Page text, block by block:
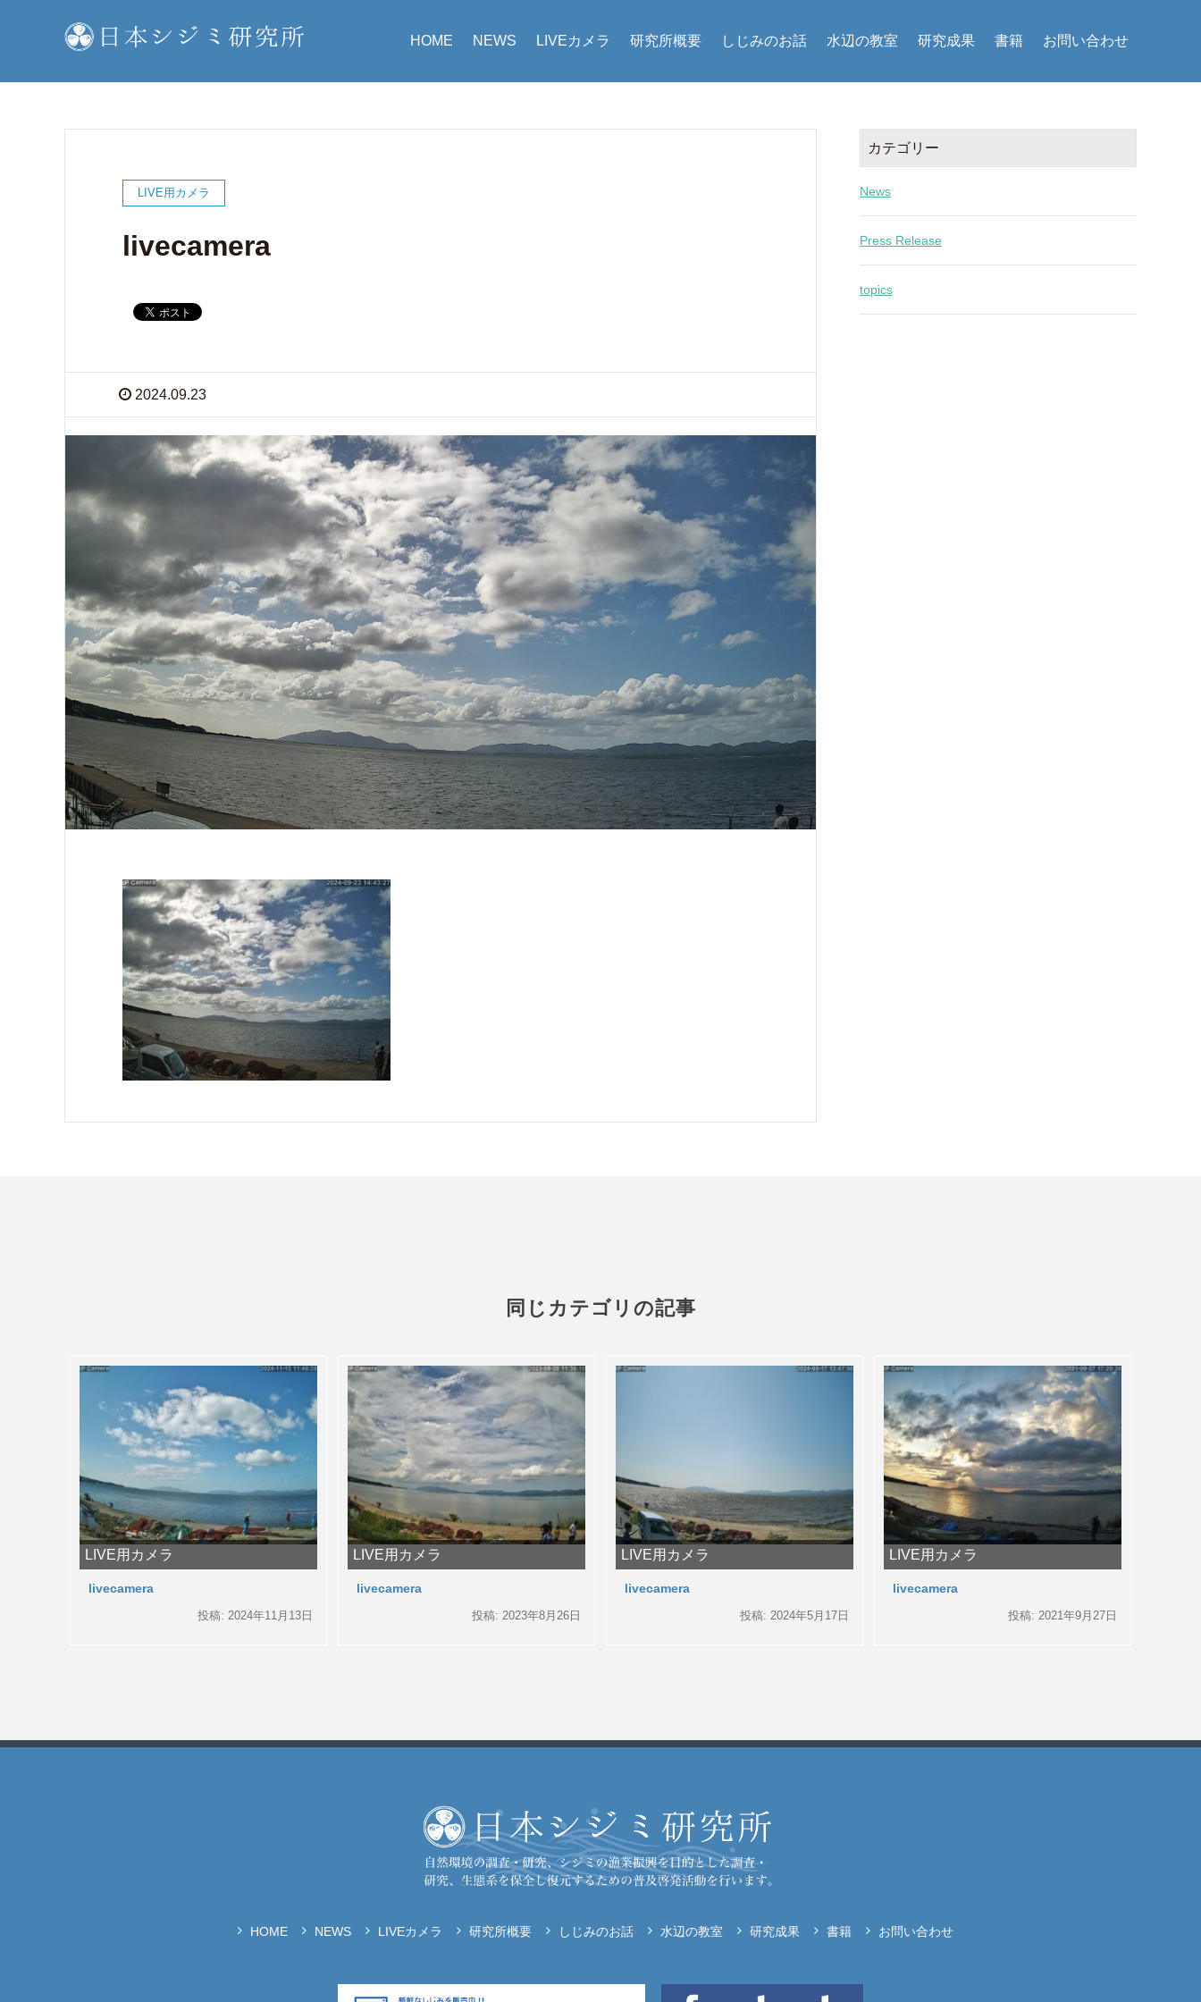
HOME NEWS LIVEカメラ 研究所概要 しじみのお話 水辺の教室 研究成果 書籍 お問い合わせ
LIVE用カメラ
livecamera
2024.09.23
カテゴリー
News
Press Release
topics
同じカテゴリの記事
LIVE用カメラ
livecamera
投稿: 2024年11月13日
LIVE用カメラ
livecamera
投稿: 2023年8月26日
LIVE用カメラ
livecamera
投稿: 2024年5月17日
LIVE用カメラ
livecamera
投稿: 2021年9月27日
HOME NEWS LIVEカメラ 研究所概要 しじみのお話 水辺の教室 研究成果 書籍 お問い合わせ